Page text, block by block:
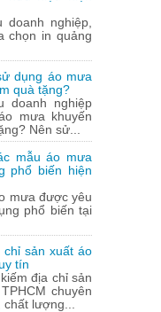
doanh nghiệp,
chọn in quảng
dụng áo mưa
quà tặng?
doanh nghiệp
mưa khuyến
Nên sử...
mẫu áo mưa
phổ biến hiện
mưa được yêu
phổ biến tại
chỉ sản xuất áo
tín
địa chỉ sản
chuyên
lượng...